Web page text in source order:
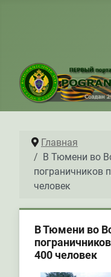
Главная
В Тюмени во
пограничников
человек
В Тюмени во
400 человек